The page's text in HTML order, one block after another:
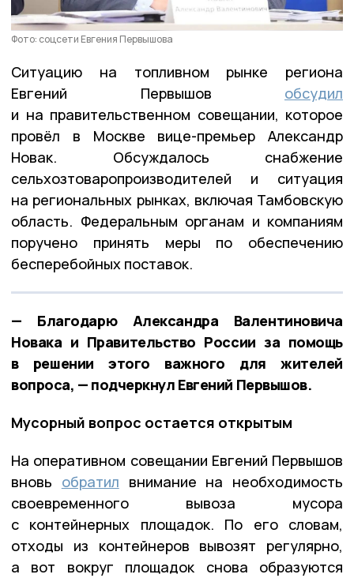
Фото: соцсети Евгения Первышова
Ситуацию на топливном рынке региона
Евгений Первышов обсудил
и на правительственном совещании, которое
провёл в Москве вице-премьер Александр
Новак. Обсуждалось снабжение
сельхозтоваропроизводителей и ситуация
на региональных рынках, включая Тамбовскую
область. Федеральным органам и компаниям
поручено принять меры по обеспечению
бесперебойных поставок.
— Благодарю Александра Валентиновича
Новака и Правительство России за помощь
в решении этого важного для жителей
вопроса, — подчеркнул Евгений Первышов.
Мусорный вопрос остается открытым
На оперативном совещании Евгений Первышов
вновь обратил внимание на необходимость
своевременного вывоза мусора
с контейнерных площадок. По его словам,
отходы из контейнеров вывозят регулярно,
а вот вокруг площадок снова образуются